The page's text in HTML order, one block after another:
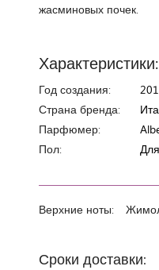
Сроки доставки:
жасминовых почек.
Характеристики:
Год создания:
Страна бренда:
Парфюмер:
Пол:
Верхние ноты: